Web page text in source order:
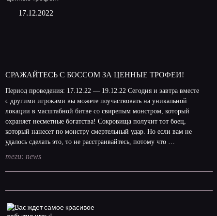
17.12.2022
СРАЖАЙТЕСЬ С БОССОМ ЗА ЦЕННЫЕ ТРОФЕИ!
Период проведения: 17.12.22 — 19.12.22 Сегодня и завтра вместе
с другими игроками вы можете поучаствовать на уникальной
локации в масштабной битве со свирепым монстром, который
охраняет несметные богатства! Сокровища получит тот боец,
который нанесет по монстру смертельный удар. Но если вам не
удалось сделать это, то не расстраивайтесь, потому что …
теги: news